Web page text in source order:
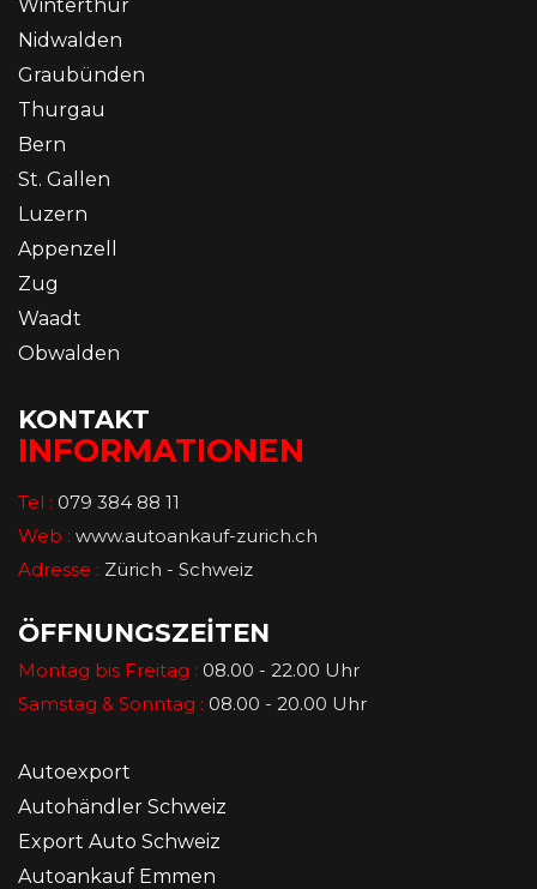
Winterthur
Nidwalden
Graubünden
Thurgau
Bern
St. Gallen
Luzern
Appenzell
Zug
Waadt
Obwalden
KONTAKT
INFORMATIONEN
Tel : 079 384 88 11
Web : www.autoankauf-zurich.ch
Adresse : Zürich - Schweiz
ÖFFNUNGSZEİTEN
Montag bis Freitag : 08.00 - 22.00 Uhr
Samstag & Sonntag : 08.00 - 20.00 Uhr
Autoexport
Autohändler Schweiz
Export Auto Schweiz
Autoankauf Emmen